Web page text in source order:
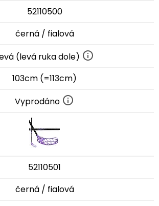
52110500
černá / fialová
(levá ruka dole)
103cm (=113cm)
Vyprodáno
52110501
černá / fialová